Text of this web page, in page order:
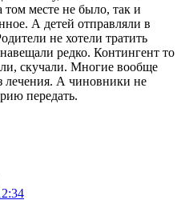
том месте не было, так и
А детей отправляли в
не хотели тратить
редко. Контингент то
скучали. Многие вообще
лечения. А чиновники не
передать.